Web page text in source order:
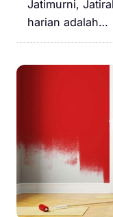
Jatimurni,
harian adalah…